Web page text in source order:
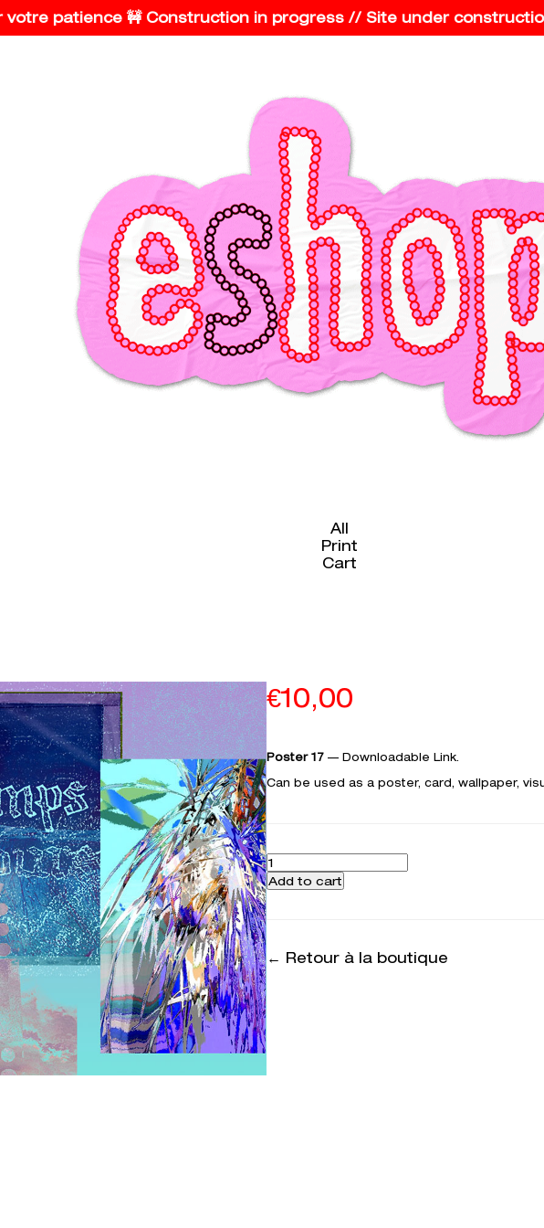
patience 🚧 Construction in progress // Site under
All
Print
Cart
€10,00
Poster 17 — Downloadable Link.
Can be used as a poster, card, wallpaper,
Quantity
Add to cart
← Retour à la boutique